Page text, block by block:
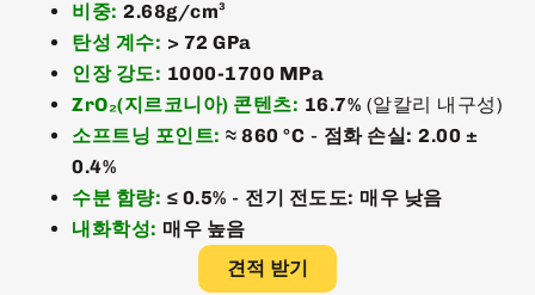
비중: 2.68g/cm³
탄성 계수: > 72 GPa
인장 강도: 1000-1700 MPa
ZrO₂(지르코니아) 콘텐츠: 16.7% (알칼리 내구성)
소프트닝 포인트: ≈ 860 °C - 점화 손실: 2.00 ±
0.4%
수분 함량: ≤ 0.5% - 전기 전도도: 매우 낮음
내화학성: 매우 높음
견적 받기